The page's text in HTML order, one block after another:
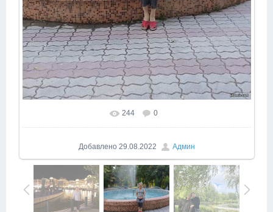
244 0
Добавлено 29.08.2022 Админ